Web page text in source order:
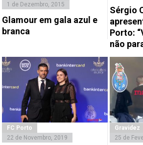
1 de Dezembro, 2015
Glamour em gala azul e
branca
Sérgio
Porto:
não
FC Porto
22 de Novembro, 2019
Gravidez
25 de